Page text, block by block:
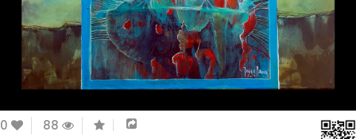
0 88